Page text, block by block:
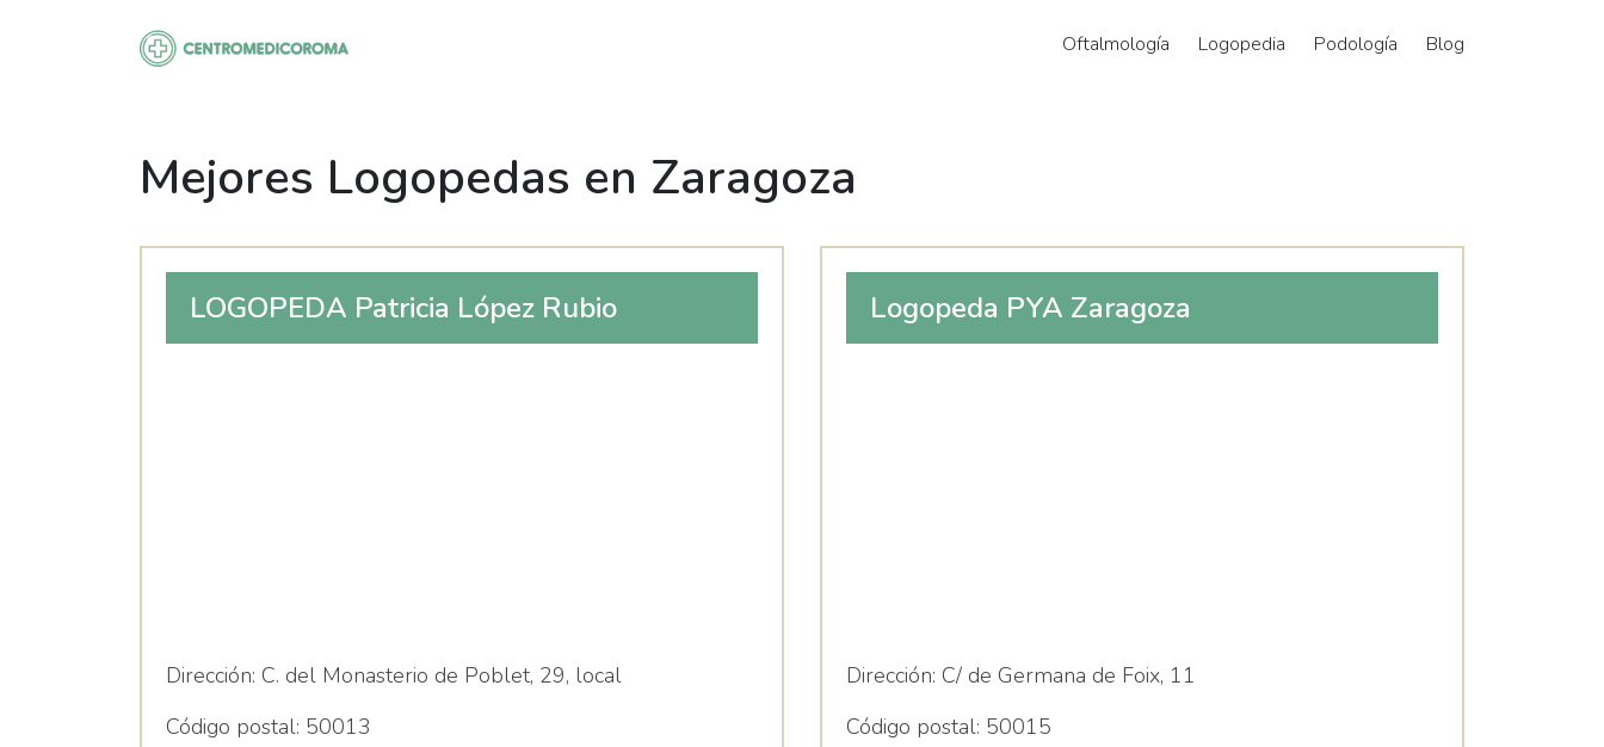
Oftalmología Logopedia Podología Blog
Mejores Logopedas en Zaragoza
LOGOPEDA Patricia López Rubio
Dirección: C. del Monasterio de Poblet, 29, local
Código postal: 50013
Logopeda PYA Zaragoza
Dirección: C/ de Germana de Foix, 11
Código postal: 50015